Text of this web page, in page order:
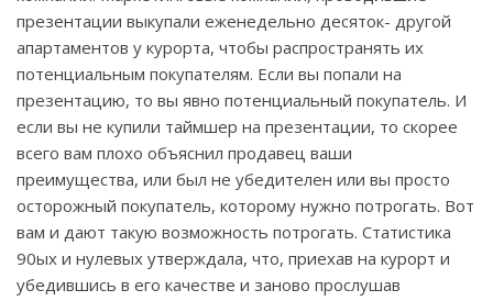
презентации выкупали еженедельно десяток- другой
апартаментов у курорта, чтобы распространять их
потенциальным покупателям. Если вы попали на
презентацию, то вы явно потенциальный покупатель. И
если вы не купили таймшер на презентации, то скорее
всего вам плохо объяснил продавец ваши
преимущества, или был не убедителен или вы просто
осторожный покупатель, которому нужно потрогать. Вот
вам и дают такую возможность потрогать. Статистика
90ых и нулевых утверждала, что, приехав на курорт и
убедившись в его качестве и заново прослушав